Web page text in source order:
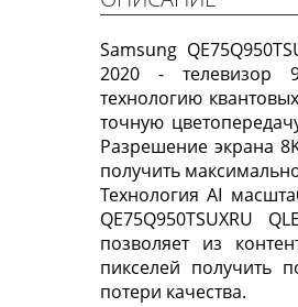
Samsung
2020 - телевизор
технологию
точную
Разрешение экрана
получить
Технология AI
QE75Q950TSUXRU
позволяет из
пикселей получить
потери качества.